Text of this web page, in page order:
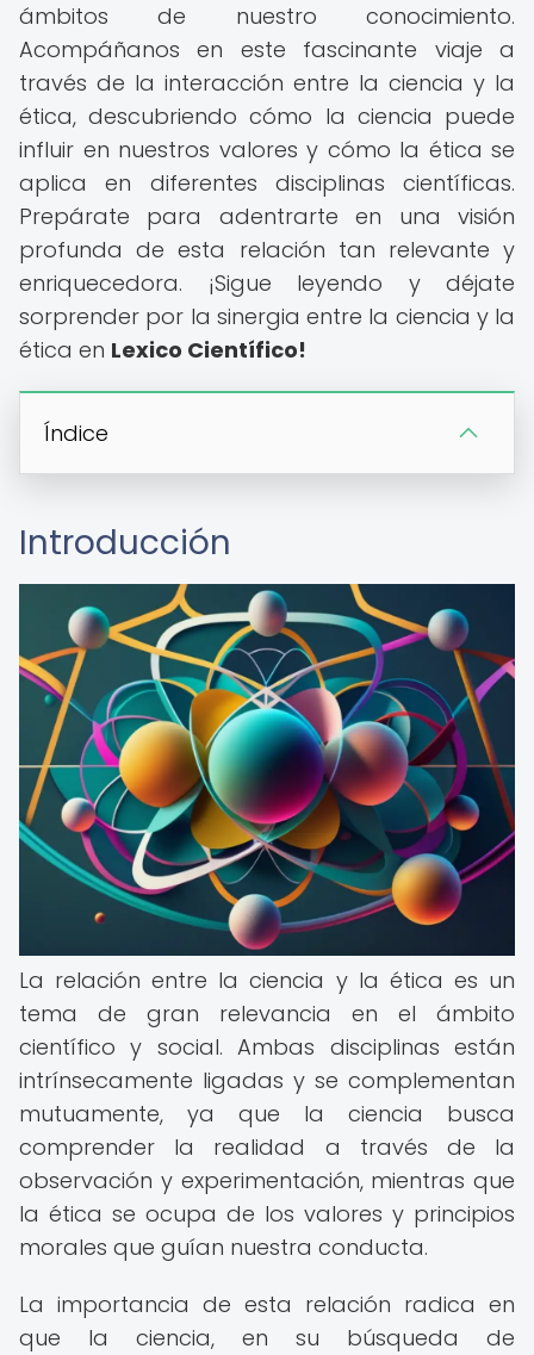
ámbitos de nuestro conocimiento.
Acompáñanos en este fascinante viaje a
través de la interacción entre la ciencia y la
ética, descubriendo cómo la ciencia puede
influir en nuestros valores y cómo la ética se
aplica en diferentes disciplinas científicas.
Prepárate para adentrarte en una visión
profunda de esta relación tan relevante y
enriquecedora. ¡Sigue leyendo y déjate
sorprender por la sinergia entre la ciencia y la
ética en Lexico Científico!
Índice
Introducción
La relación entre la ciencia y la ética es un
tema de gran relevancia en el ámbito
científico y social. Ambas disciplinas están
intrínsecamente ligadas y se complementan
mutuamente, ya que la ciencia busca
comprender la realidad a través de la
observación y experimentación, mientras que
la ética se ocupa de los valores y principios
morales que guían nuestra conducta.
La importancia de esta relación radica en
que la ciencia, en su búsqueda de